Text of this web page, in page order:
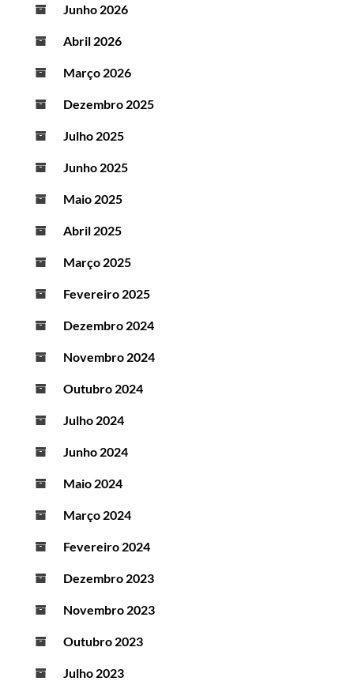
Junho 2026
Abril 2026
Março 2026
Dezembro 2025
Julho 2025
Junho 2025
Maio 2025
Abril 2025
Março 2025
Fevereiro 2025
Dezembro 2024
Novembro 2024
Outubro 2024
Julho 2024
Junho 2024
Maio 2024
Março 2024
Fevereiro 2024
Dezembro 2023
Novembro 2023
Outubro 2023
Julho 2023